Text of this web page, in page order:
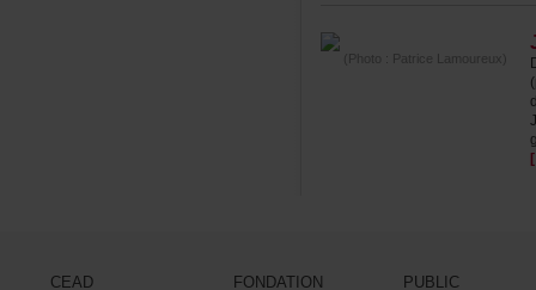
(Photo:PatriceLamoureux)
CEAD FONDATION PUBLIC